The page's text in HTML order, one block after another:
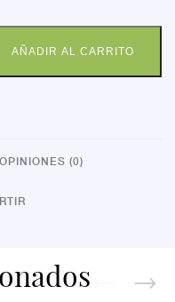
AÑADIR AL CARRITO
OPINIONES (0)